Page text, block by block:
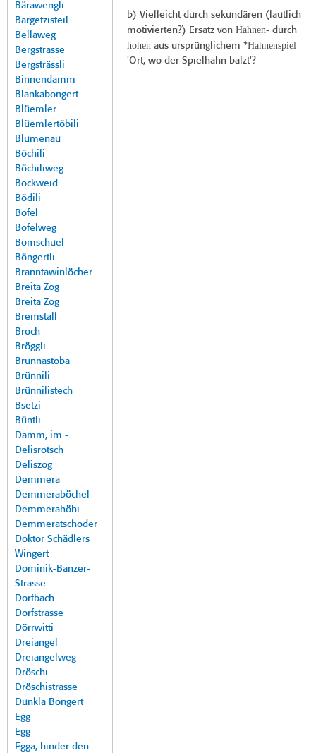
Bärawengli
Bargetzisteil
Bellaweg
Bergstrasse
Bergsträssli
Binnendamm
Blankabongert
Blüemler
Blüemlertöbili
Blumenau
Böchili
Böchiliweg
Bockweid
Bödili
Bofel
Bofelweg
Bomschuel
Böngertli
Branntawinlöcher
Breita Zog
Breita Zog
Bremstall
Broch
Bröggli
Brunnastoba
Brünnili
Brünnilistech
Bsetzi
Büntli
Damm, im -
Delisrotsch
Deliszog
Demmera
Demmeraböchel
Demmerahöhi
Demmeratschoder
Doktor Schädlers
Wingert
Dominik-Banzer-
Strasse
Dorfbach
Dorfstrasse
Dörrwitti
Dreiangel
Dreiangelweg
Dröschi
Dröschistrasse
Dunkla Bongert
Egg
Egg
Egga, hinder den -
b) Vielleicht durch sekundären (lautlich
motivierten?) Ersatz von Hahnen-durch
hohenaus ursprünglichem *Hahnenspiel
'Ort, wo der Spielhahn balzt'?